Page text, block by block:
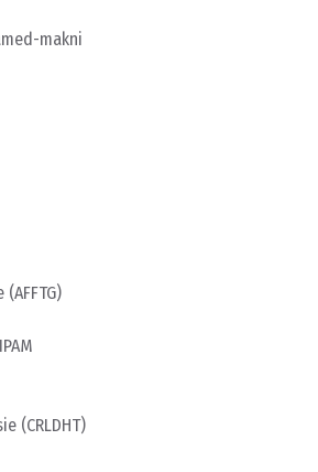
makni
(CRLDHT)